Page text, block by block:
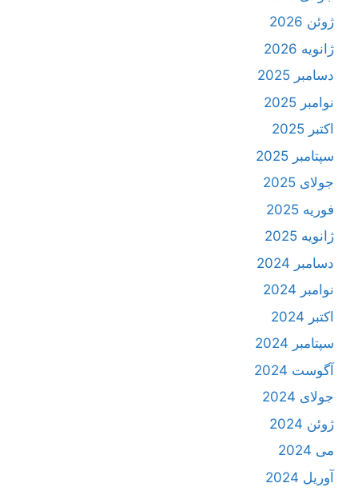
ژوئن 2026
ژانویه 2026
دسامبر 2025
نوامبر 2025
اکتبر 2025
سپتامبر 2025
جولای 2025
فوریه 2025
ژانویه 2025
دسامبر 2024
نوامبر 2024
اکتبر 2024
سپتامبر 2024
آگوست 2024
جولای 2024
ژوئن 2024
می 2024
آوریل 2024